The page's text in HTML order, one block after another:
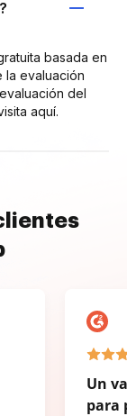
basada en
evaluación
del
aquí.
Un
para